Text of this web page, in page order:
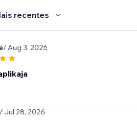
recentes
/ Aug 3, 2026
Jul 28, 2026